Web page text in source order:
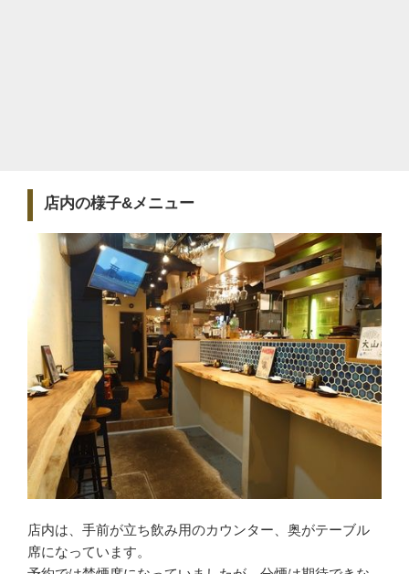
店内の様子&メニュー
店内は、手前が立ち飲み用のカウンター、奥がテーブル
席になっています。